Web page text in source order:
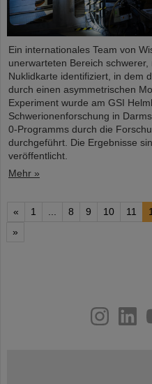
Ein internationales Team von
unerwarteten Bereich
Nuklidkarte identifiziert, in dem
durch einen asymmetrischen
Experiment wurde am GSI
Schwerionenforschung in
0-Programms durch die
durchgeführt. Die Ergebnisse
veröffentlicht.
Mehr »
« 1 8 9 10 11
»
youtube
helmholtz.social